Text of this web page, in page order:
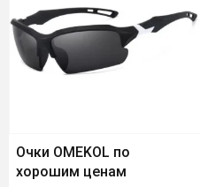
Очки OMEKOL по
хорошим ценам